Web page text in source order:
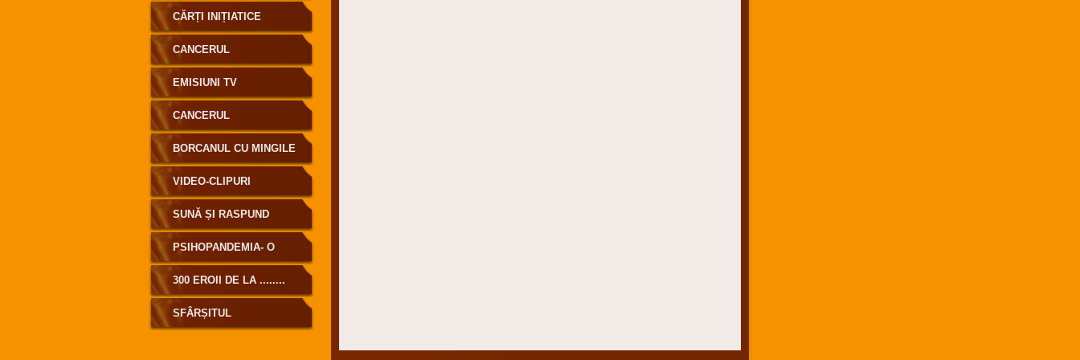
CĂRȚI INIȚIATICE
CANCERUL
EMISIUNI TV
CANCERUL
BORCANUL CU MINGILE
DE GOLF
VIDEO-CLIPURI
SUNĂ ȘI RASPUND
PSIHOPANDEMIA- O
MASCARADĂ MONDIALĂ
300 EROII DE LA ........
SFÂRȘITUL